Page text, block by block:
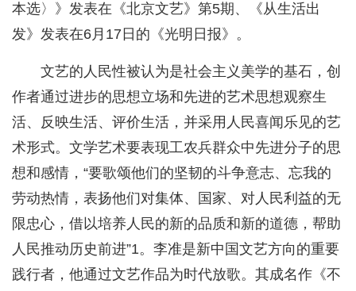
本选〉》发表在《北京文艺》第5期、《从生活出
发》发表在6月17日的《光明日报》。
文艺的人民性被认为是社会主义美学的基石，创
作者通过进步的思想立场和先进的艺术思想观察生
活、反映生活、评价生活，并采用人民喜闻乐见的艺
术形式。文学艺术要表现工农兵群众中先进分子的思
想和感情，“要歌颂他们的坚韧的斗争意志、忘我的
劳动热情，表扬他们对集体、国家、对人民利益的无
限忠心，借以培养人民的新的品质和新的道德，帮助
人民推动历史前进”1。李准是新中国文艺方向的重要
践行者，他通过文艺作品为时代放歌。其成名作《不